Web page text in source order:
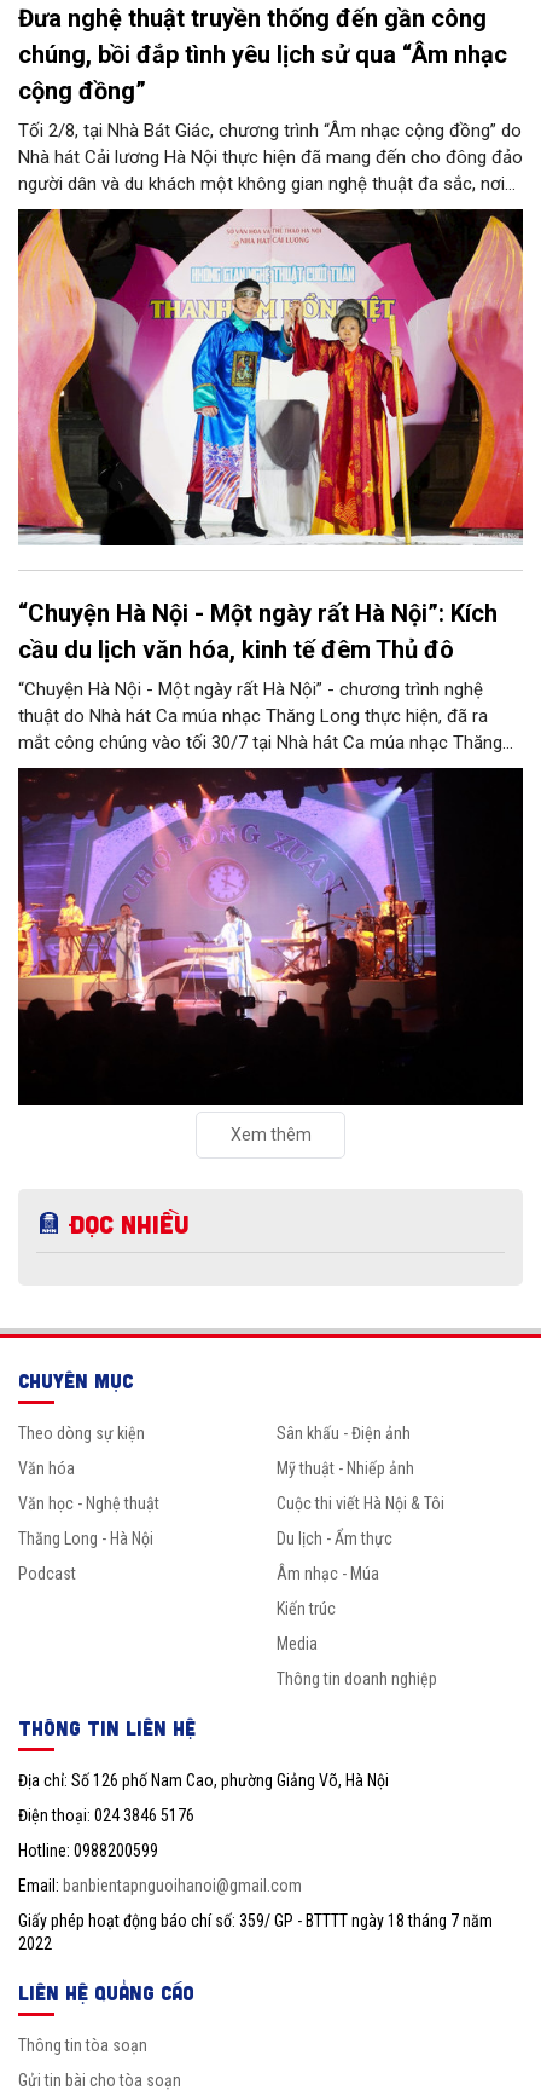
Đưa nghệ thuật truyền thống đến gần công
chúng, bồi đắp tình yêu lịch sử qua “Âm nhạc
cộng đồng”
Tối 2/8, tại Nhà Bát Giác, chương trình “Âm nhạc cộng đồng” do
Nhà hát Cải lương Hà Nội thực hiện đã mang đến cho đông đảo
người dân và du khách một không gian nghệ thuật đa sắc, nơi
những làn điệu cải lương, ca cổ, tân cổ và các tiết mục múa
hòa quyện trong không gian của phố đi bộ hồ Hoàn Kiếm. Đặc
biệt, chương trình có sự giao lưu của các nghệ sĩ đến từ
phương Nam, góp phần tạo nên cuộc gặp gỡ nghệ thuật giàu
cảm xúc.
“Chuyện Hà Nội - Một ngày rất Hà Nội”: Kích
cầu du lịch văn hóa, kinh tế đêm Thủ đô
“Chuyện Hà Nội - Một ngày rất Hà Nội” - chương trình nghệ
thuật do Nhà hát Ca múa nhạc Thăng Long thực hiện, đã ra
mắt công chúng vào tối 30/7 tại Nhà hát Ca múa nhạc Thăng
Long (số 31 - 33 phố Lương Văn Can, phường Hoàn Kiếm).
Xem thêm
Đọc nhiều
CHUYÊN MỤC
Theo dòng sự kiện
Văn hóa
Văn học - Nghệ thuật
Thăng Long - Hà Nội
Podcast
Sân khấu - Điện ảnh
Mỹ thuật - Nhiếp ảnh
Cuộc thi viết Hà Nội & Tôi
Du lịch - Ẩm thực
Âm nhạc - Múa
Kiến trúc
Media
Thông tin doanh nghiệp
THÔNG TIN LIÊN HỆ
Địa chỉ: Số 126 phố Nam Cao, phường Giảng Võ, Hà Nội
Điện thoại: 024 3846 5176
Hotline: 0988200599
Email: banbientapnguoihanoi@gmail.com
Giấy phép hoạt động báo chí số: 359/ GP - BTTTT ngày 18 tháng 7 năm
2022
LIÊN HỆ QUẢNG CÁO
Thông tin tòa soạn
Gửi tin bài cho tòa soạn